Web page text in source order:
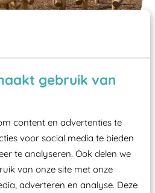
gebruik van
content en advertenties te
voor social media te bieden
te analyseren. Ook delen we
van onze site met onze
adverteren en analyse. Deze
van 1,5 meter een speciale
speeltoestellen verplicht is
tegels of boomschors?